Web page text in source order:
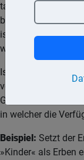
tatsächliche Wille
buchstäblichen
ist also, was der
wollte.
Ist der Inhalt eines
verschiedene
Gesetz, dass im
in welcher die
Beispiel: Setzt der
»Kinder« als Erben